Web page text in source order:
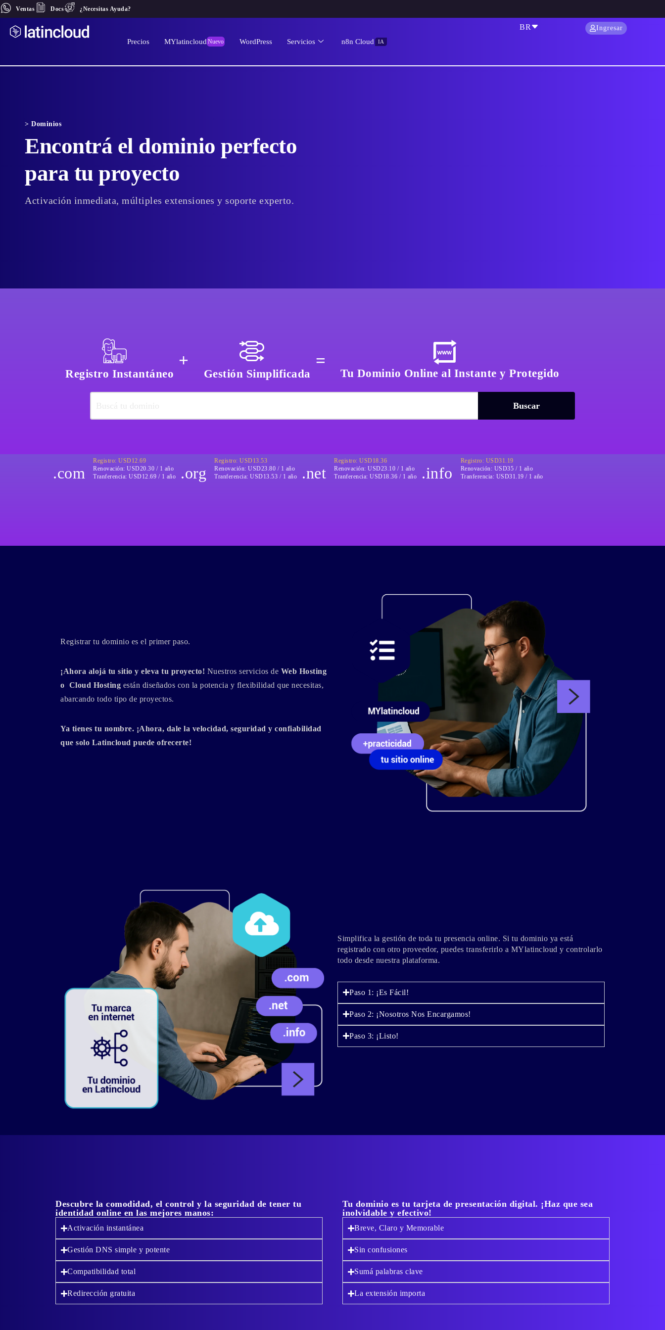
Ventas Docs ¿Necesitas Ayuda?
Precios MYlatincloud Nuevo WordPress Servicios n8n Cloud IA
BR Ingresar
> Dominios
Encontrá el dominio perfecto
para tu proyecto
Activación inmediata, múltiples extensiones y soporte experto.
Registro Instantáneo
+
Gestión Simplificada
=
Tu Dominio Online al Instante y Protegido
Buscar
.com
Registro: USD12.69
Renovación: USD20.30 / 1 año
Tranferencia: USD12.69 / 1 año .org
Registro: USD13.53
Renovación: USD23.80 / 1 año
Tranferencia: USD13.53 / 1 año .net
Registro: USD18.36
Renovación: USD23.10 / 1 año
Tranferencia: USD18.36 / 1 año .info
Registro: USD31.19
Renovación: USD35 / 1 año
Tranferencia: USD31.19 / 1 año
Registrar tu dominio es el primer paso.
¡Ahora alojá tu sitio y eleva tu proyecto! Nuestros servicios de Web Hosting
o Cloud Hosting están diseñados con la potencia y flexibilidad que necesitas,
abarcando todo tipo de proyectos.
Ya tienes tu nombre. ¡Ahora, dale la velocidad, seguridad y confiabilidad
que solo Latincloud puede ofrecerte!
Simplifica la gestión de toda tu presencia online. Si tu dominio ya está
registrado con otro proveedor, puedes transferirlo a MYlatincloud y controlarlo
todo desde nuestra plataforma.
Paso 1: ¡Es Fácil!
Paso 2: ¡Nosotros Nos Encargamos!
Paso 3: ¡Listo!
Descubre la comodidad, el control y la seguridad de tener tu
identidad online en las mejores manos:
Activación instantánea
Gestión DNS simple y potente
Compatibilidad total
Redirección gratuita
Tu dominio es tu tarjeta de presentación digital. ¡Haz que sea
inolvidable y efectivo!
Breve, Claro y Memorable
Sin confusiones
Sumá palabras clave
La extensión importa